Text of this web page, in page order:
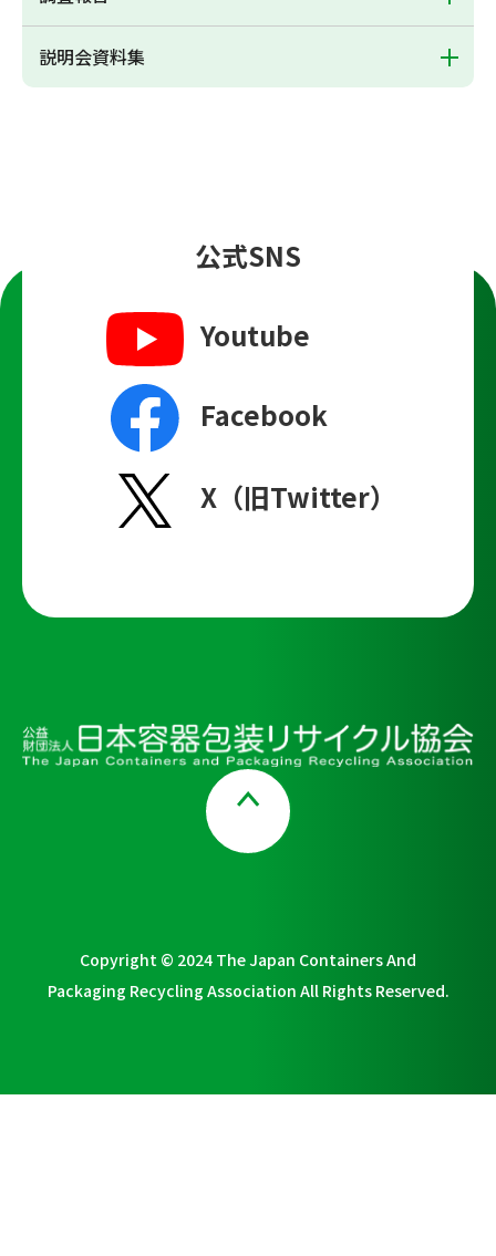
説明会資料集
公式SNS
Youtube
Facebook
X（旧Twitter）
Copyright © 2024 The Japan Containers And
Packaging Recycling Association All Rights Reserved.